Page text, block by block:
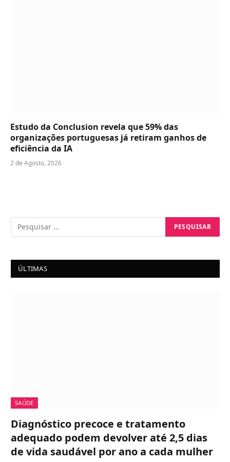
Estudo da Conclusion revela que 59% das
organizações portuguesas já retiram ganhos de
eficiência da IA
2 de Agosto, 2026
ÚLTIMAS
SAÚDE
Diagnóstico precoce e tratamento
adequado podem devolver até 2,5 dias
de vida saudável por ano a cada mulher